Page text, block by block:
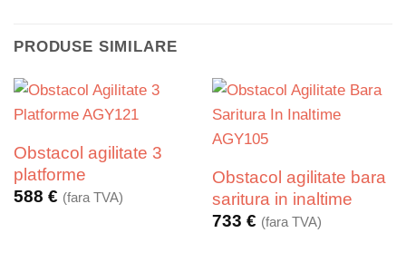
PRODUSE SIMILARE
Obstacol agilitate 3
platforme
588 € (fara TVA)
Obstacol agilitate bara
saritura in inaltime
733 € (fara TVA)